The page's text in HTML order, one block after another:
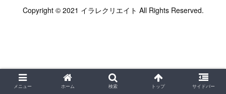
Copyright © 2021 イラレクリエイト All Rights Reserved.
メニュー ホーム 検索 トップ サイドバー